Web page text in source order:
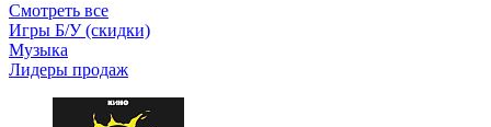
Смотреть все
Игры Б/У (скидки)
Музыка
Лидеры продаж